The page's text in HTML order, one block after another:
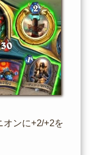
オンに+2/+2を